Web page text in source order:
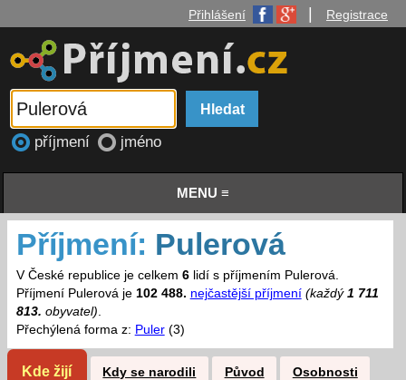
Přihlášení Registrace
příjmení jméno
MENU ≡
Příjmení: Pulerová
V České republice je celkem 6lidí s příjmením Pulerová.
Příjmení Pulerová je 102 488. nejčastější příjmení (každý 1 711
813. obyvatel).
Přechýlená forma z: Puler(3)
Kde žijí Kdy se narodili Původ
Osobnosti